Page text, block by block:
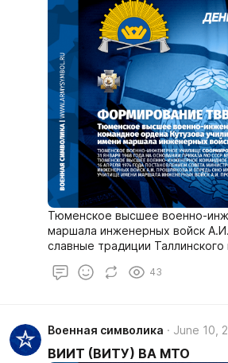
Тюменское высшее военно-
маршала инженерных войск
славные традиции
городке Тонди в Таллине –
Второй батальон был
Эстонской республики.
43
Военная символика June 10,
ВИИТ (ВИТУ) ВА МТО